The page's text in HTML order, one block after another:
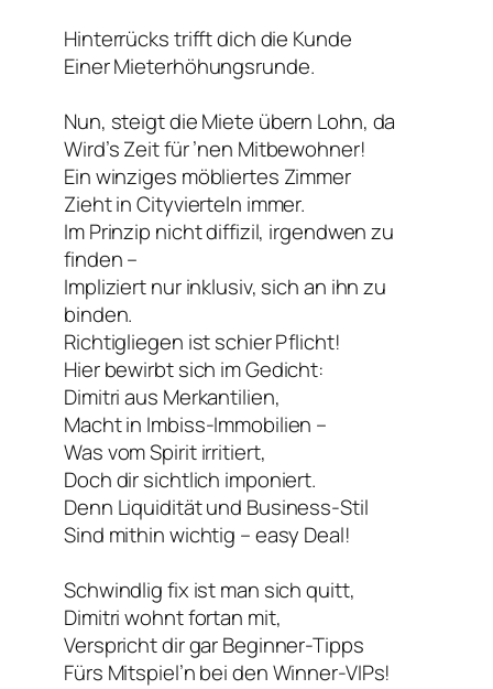
Hinterrücks trifft dich die Kunde
Einer Mieterhöhungsrunde.
Nun, steigt die Miete übern Lohn, da
Wird’s Zeit für ’nen Mitbewohner!
Ein winziges möbliertes Zimmer
Zieht in Cityvierteln immer.
Im Prinzip nicht diffizil, irgendwen zu
finden –
Impliziert nur inklusiv, sich an ihn zu
binden.
Richtigliegen ist schier Pflicht!
Hier bewirbt sich im Gedicht:
Dimitri aus Merkantilien,
Macht in Imbiss-Immobilien –
Was vom Spirit irritiert,
Doch dir sichtlich imponiert.
Denn Liquidität und Business-Stil
Sind mithin wichtig – easy Deal!
Schwindlig fix ist man sich quitt,
Dimitri wohnt fortan mit,
Verspricht dir gar Beginner-Tipps
Fürs Mitspiel’n bei den Winner-VIPs!